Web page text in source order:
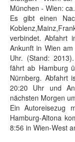
München - Wien:
Es gibt einen
verbindet. Abfahrt
Ankunft in Wien
Uhr. (Stand:
fährt ab Hamburg
Nürnberg. Abfahrt
20:20 Uhr und
nächsten Morgen
Ein Autoreisezug
Hamburg-Altona
8:56 in Wien-West